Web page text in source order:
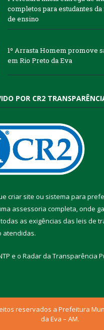
completos para estudantes
de ensino
1º Arrasta Homem promove
em Rio Preto da Eva
POR CR2
criar site ou sistema para
assessoria completa, onde
as exigências das leis de
atendidas.
e o Radar da Transparência
reservados a Prefeitura
da Eva – AM.